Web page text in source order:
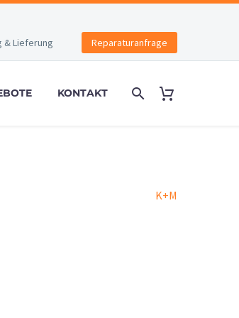
& Lieferung Reparaturanfrage
KONTAKT
K+M